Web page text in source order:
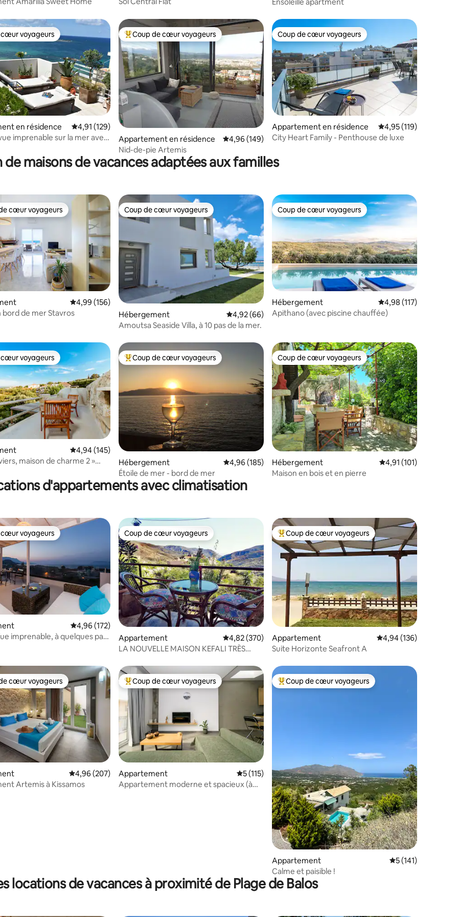
base de 138 commentaires : 4,95 sur 5
cœur voyageurs
voyageurs
en résidence Évaluation moyenne sur la base de 129 commentaires : 4,91 sur 5
4,91 (129)
imprenable sur la mer avec
Coups de cœur voyageurs les plus appréciés
Coup de cœur voyageurs
Appartement en résidence Évaluation moyenne sur la base de 149 commentaires : 4,96 sur 5
4,96 (149)
Nid-de-pie Artemis
Coup de cœur voyageurs
Coup de cœur voyageurs
Appartement en résidence Évaluation moyenne
4,95 (119)
City Heart Family - Penthouse de luxe
de maisons de vacances adaptées aux familles
base de 218 commentaires : 4,89 sur 5
cœur voyageurs les plus appréciés
cœur voyageurs
Évaluation moyenne sur la base de 156 commentaires : 4,99 sur 5
4,99 (156)
bord de mer Stavros
Coup de cœur voyageurs
Coup de cœur voyageurs
Hébergement Évaluation moyenne sur la base de 66 commentaires : 4,92 sur 5
4,92 (66)
Amoutsa Seaside Villa, à 10 pas de la mer.
Coup de cœur voyageurs
Coup de cœur voyageurs
Hébergement Évaluation moyenne
4,98 (117)
Apithano (avec piscine chauffée)
sur la base de 10 commentaires : 5 sur 5
cœur voyageurs
voyageurs
Évaluation moyenne sur la base de 145 commentaires : 4,94 sur 5
4,94 (145)
maison de charme 2 »
Coups de cœur voyageurs les plus appréciés
Coup de cœur voyageurs
Hébergement Évaluation moyenne sur la base de 185 commentaires : 4,96 sur 5
4,96 (185)
Étoile de mer - bord de mer
Coup de cœur voyageurs
Coup de cœur voyageurs
Hébergement Évaluation moyenne
4,91 (101)
Maison en bois et en pierre
d'appartements avec climatisation
la base de 316 commentaires : 5 sur 5
cœur voyageurs
voyageurs
Évaluation moyenne sur la base de 172 commentaires : 4,96 sur 5
4,96 (172)
imprenable, à quelques pas
Coup de cœur voyageurs
Coup de cœur voyageurs
Appartement Évaluation moyenne sur la base de 370 commentaires : 4,82 sur 5
4,82 (370)
LA NOUVELLE MAISON KEFALI TRÈS
Coups de cœur voyageurs les plus appréciés
Coup de cœur voyageurs
Appartement Évaluation moyenne
4,94 (136)
Suite Horizonte Seafront A
base de 163 commentaires : 4,95 sur 5
cœur voyageurs les plus appréciés
cœur voyageurs
Évaluation moyenne sur la base de 207 commentaires : 4,96 sur 5
4,96 (207)
Artemis à Kissamos
Coups de cœur voyageurs les plus appréciés
Coup de cœur voyageurs
Appartement Évaluation moyenne sur la base de 115 commentaires : 5 sur 5
5 (115)
Appartement moderne et spacieux (à
Coups de cœur voyageurs les plus appréciés
Coup de cœur voyageurs
Appartement Évaluation
5 (141)
Calme et paisible !
locations de vacances à proximité de Plage de Balos